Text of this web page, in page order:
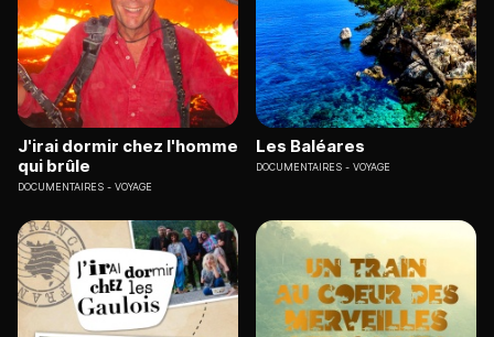
J'irai dormir chez l'homme
qui brûle
DOCUMENTAIRES VOYAGE
Les Baléares
DOCUMENTAIRES VOYAGE